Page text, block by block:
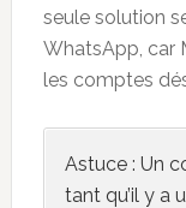
seule solution
WhatsApp, car
les comptes
Astuce : Un
tant qu’il y a